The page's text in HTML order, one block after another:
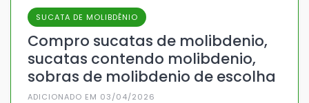
SUCATA DE MOLIBDÊNIO
Compro sucatas de molibdenio,
sucatas contendo molibdenio,
sobras de molibdenio de escolha
ADICIONADO EM 03/04/2026